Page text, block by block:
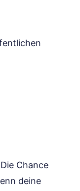
Chance
deine